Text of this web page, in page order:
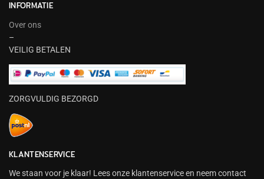
INFORMATIE
Over ons
–
VEILIG BETALEN
ZORGVULDIG BEZORGD
KLANTENSERVICE
We staan voor je klaar! Lees onze klantenservice en neem contact